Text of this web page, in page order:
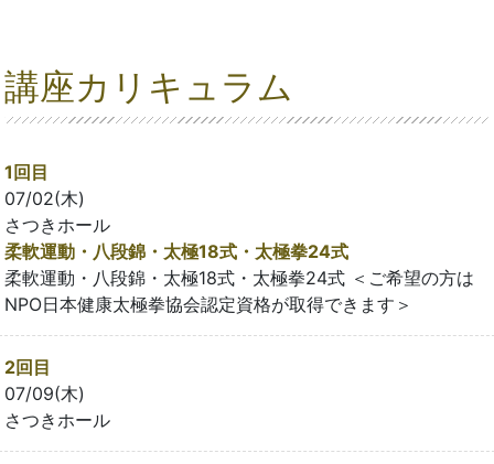
講座カリキュラム
1回目
07/02(木)
さつきホール
柔軟運動・八段錦・太極18式・太極拳24式
柔軟運動・八段錦・太極18式・太極拳24式 ＜ご希望の方は
NPO日本健康太極拳協会認定資格が取得できます＞
2回目
07/09(木)
さつきホール